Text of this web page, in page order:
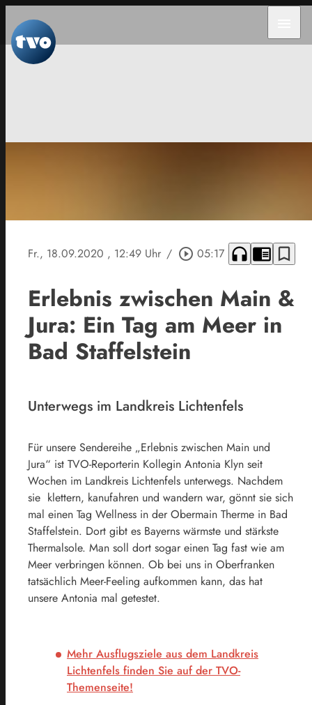
Fr., 18.09.2020 , 12:49 Uhr / play_circle_outline 05:17 headphones chrome_reader_mode bookmark_border
Erlebnis zwischen Main &
Jura: Ein Tag am Meer in
Bad Staffelstein
Unterwegs im Landkreis Lichtenfels
Für unsere Sendereihe „Erlebnis zwischen Main und
Jura“ ist TVO-Reporterin Kollegin Antonia Klyn seit
Wochen im Landkreis Lichtenfels unterwegs. Nachdem
sie klettern, kanufahren und wandern war, gönnt sie sich
mal einen Tag Wellness in der Obermain Therme in Bad
Staffelstein. Dort gibt es Bayerns wärmste und stärkste
Thermalsole. Man soll dort sogar einen Tag fast wie am
Meer verbringen können. Ob bei uns in Oberfranken
tatsächlich Meer-Feeling aufkommen kann, das hat
unsere Antonia mal getestet.
Mehr Ausflugsziele aus dem Landkreis
Lichtenfels finden Sie auf der TVO-
Themenseite!